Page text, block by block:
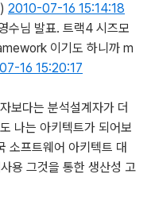
2010-07-16 15:14:18
님 발표. 트랙4 시즈모
이기도 하니까 m
16 15:20:17
보다는 분석설계자가 더
나는 아키텍트가 되어보
프트웨어 아키텍트 대
용 그것을 통한 생산성 고